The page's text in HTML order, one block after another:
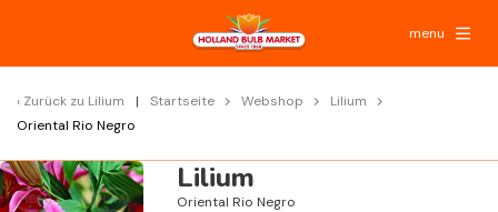
menu
Zurück zu Lilium Startseite Webshop
Lilium
Oriental Rio Negro
Lilium
Oriental Rio Negro